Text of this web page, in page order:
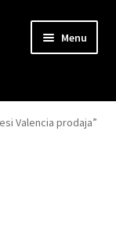
Menu
Valencia prodaja”